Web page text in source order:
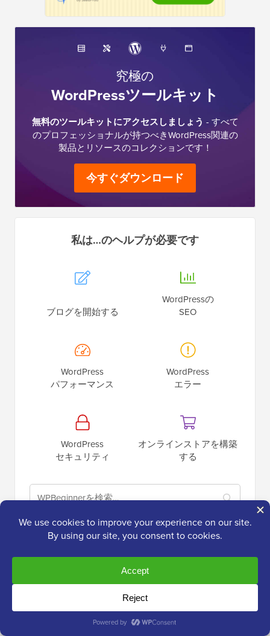
究極の
WordPressツールキット
無料のツールキットにアクセスしましょう - すべて
のプロフェッショナルが持つべきWordPress関連の
製品とリソースのコレクションです！
今すぐダウンロード
私は…のヘルプが必要です
ブログを開始する
WordPressの
SEO
WordPress
パフォーマンス
WordPress
エラー
WordPress
セキュリティ
オンラインストアを構築
する
最新の投稿
WPBeginner Spotlight 26: フォーム分析、その他のAIツ
ール、およびよりスマートなSEO監視